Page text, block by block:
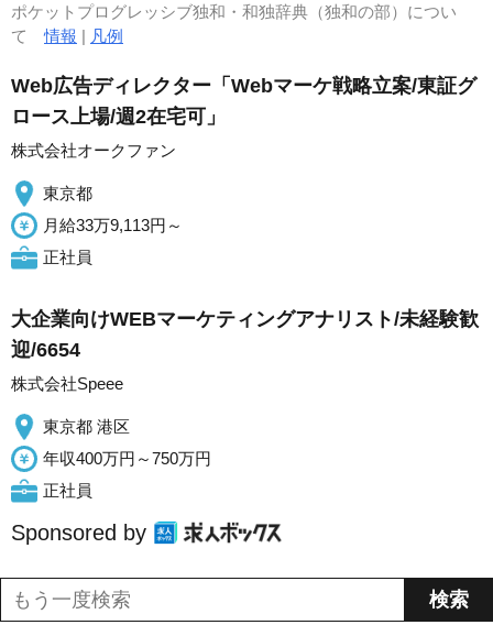
ポケットプログレッシブ独和・和独辞典（独和の部）につい
て情報 | 凡例
Web広告ディレクター「Webマーケ戦略立案/東証グ
ロース上場/週2在宅可」
株式会社オークファン
東京都
月給33万9,113円～
正社員
大企業向けWEBマーケティングアナリスト/未経験歓
迎/6654
株式会社Speee
東京都 港区
年収400万円～750万円
正社員
Sponsored by